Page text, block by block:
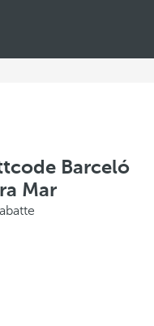
Barceló
Mar